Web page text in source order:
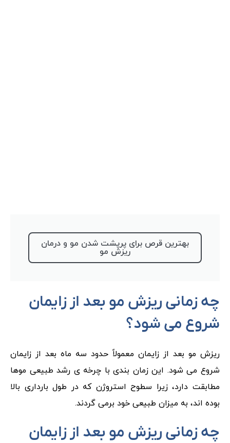
بهترین قرص برای پرپشت شدن مو و درمان
ریزش مو
چه زمانی ریزش مو بعد از زایمان
شروع می شود؟
ریزش مو بعد از زایمان معمولاً حدود سه ماه بعد از زایمان
شروع می شود. این زمان بندی با چرخه ی رشد طبیعی موها
مطابقت دارد، زیرا سطوح استروژن که در طول بارداری بالا
بوده اند، به میزان طبیعی خود برمی گردند.
چه زمانی ریزش مو بعد از زایمان